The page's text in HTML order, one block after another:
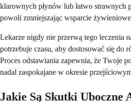
klarownych płynów lub łatwo strawnych
powoli zmniejszając wsparcie
Lekarze nigdy nie przerwą tego leczenia
potrzebuje czasu, aby dostosować się do
Proces odstawiania zapewnia, że Twoje
nadal zaspokajane w okresie
Jakie Są Skutki Uboczne